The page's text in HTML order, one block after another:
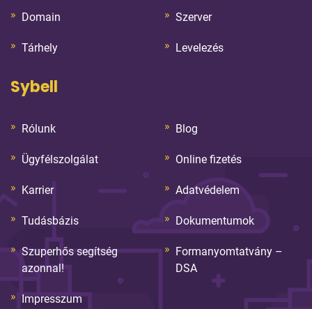
Domain Szerver
Tárhely Levelezés
Sybell
Rólunk Blog
Ügyfélszolgálat Online fizetés
Karrier Adatvédelem
Tudásbázis Dokumentumok
Szuperhős segítség
azonnal!
Formanyomtatvány –
DSA
Impresszum